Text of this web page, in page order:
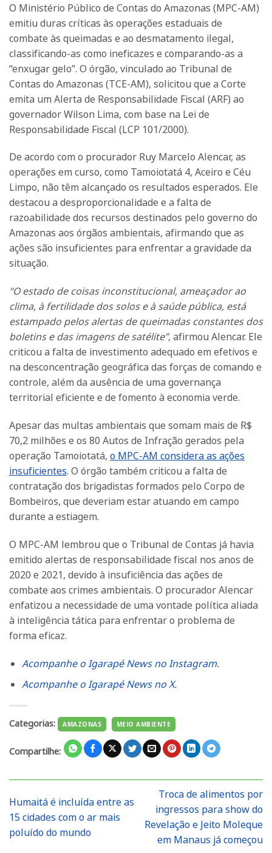
O Ministério Público de Contas do Amazonas (MPC-AM)
emitiu duras críticas às operações estaduais de
combate às queimadas e ao desmatamento ilegal,
classificando-as como ineficazes e comparando-as a
“enxugar gelo”. O órgão, vinculado ao Tribunal de
Contas do Amazonas (TCE-AM), solicitou que a Corte
emita um Alerta de Responsabilidade Fiscal (ARF) ao
governador Wilson Lima, com base na Lei de
Responsabilidade Fiscal (LCP 101/2000).
De acordo com o procurador Ruy Marcelo Alencar, as
operações em curso, como Tamoiotatá 4, Aceiro e Céu
Limpo, não têm alcançado os resultados esperados. Ele
destacou a desproporcionalidade e a falta de
razoabilidade dos recursos destinados pelo governo do
Amazonas aos órgãos ambientais, afirmando que as
ações são insuficientes para enfrentar a gravidade da
situação.
“O estado de coisas inconstitucional, ameaçador ao
clima, à fertilidade dos solos e à saúde pública, está
estampado pelos alertas de queimadas constantes dos
boletins e das imagens de satélite”, afirmou Alencar. Ele
criticou a falta de investimento adequado em efetivos e
na desconcentração geográfica das forças de comando e
controle, além da ausência de uma governança
territorial eficiente e de fomento à economia verde.
Apesar das multas ambientais que somam mais de R$
70,2 milhões e os 80 Autos de Infração gerados pela
operação Tamoiotatá, o MPC-AM considera as ações
insuficientes. O órgão também criticou a falta de
contratação dos brigadistas formados pelo Corpo de
Bombeiros, que deveriam estar atuando em campo
durante a estiagem.
O MPC-AM lembrou que o Tribunal de Contas já havia
emitido alertas de responsabilidade fiscal nos anos de
2020 e 2021, devido à insuficiência das ações de
combate aos crimes ambientais. O procurador Alencar
enfatizou a necessidade de uma vontade política aliada
à inteligência tática para enfrentar o problema de
forma eficaz.
Acompanhe o Igarapé News no Instagram.
Acompanhe o Igarapé News no X.
Categorias: AMAZONAS MEIO AMBIENTE
Compartilhe:
Humaitá é incluída entre as
15 cidades com o ar mais
poluído do mundo
Troca de alimentos por
ingressos para show do
Revelação e Jeito Moleque
em Manaus já começou